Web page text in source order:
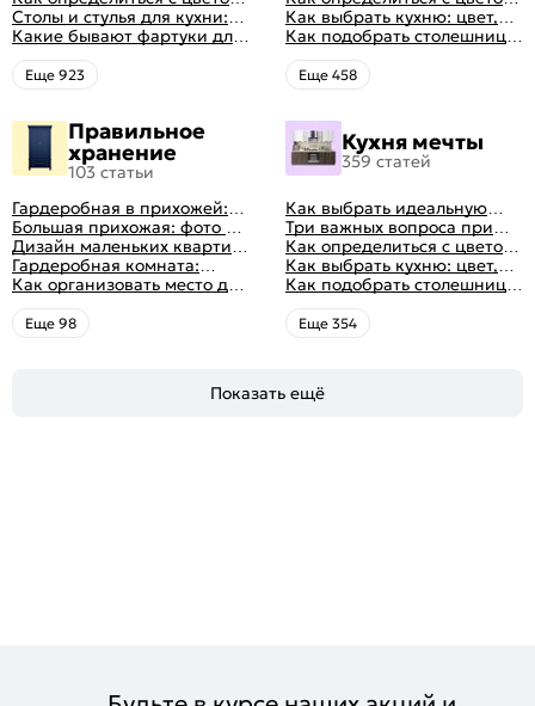
посуда, комфорт
кухни: светлые, темные,
яркие
Столы и стулья для кухни:
советы по выбору
Какие бывают фартуки для
кухни: как правильно
выбрать
Eще 923
посуда, комфорт
кухни: светлые, темные,
яркие
Как выбрать кухню: цвет,
планировка, аксессуары
Как подобрать столешницу
для кухни по цвету
Eще 458
Правильное
хранение
103 статьи
Гардеробная в прихожей:
виды, фото в интерьере,
идеи дизайна
Большая прихожая: фото с
функциональным
распределением дизайна
Дизайн маленьких квартир:
10 идей для дизайна
интерьера с фото
Гардеробная комната:
дизайн, планировка, советы
по обустройству,
распространенные ошибки
Как организовать место для
хранения на балконе
Eще 98
Кухня мечты
359 статей
Как выбрать идеальную
планировку для кухни
Три важных вопроса при
выборе кухни: готовка,
посуда, комфорт
Как определиться с цветом
кухни: светлые, темные,
яркие
Как выбрать кухню: цвет,
планировка, аксессуары
Как подобрать столешницу
для кухни по цвету
Eще 354
Показать ещё